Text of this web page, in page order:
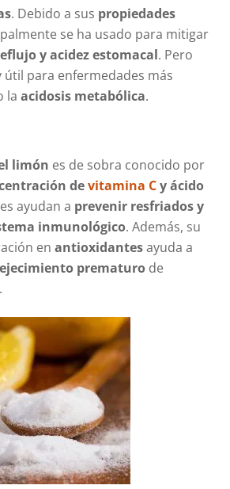
. Debido a sus propiedades
se ha usado para mitigar
y acidez estomacal. Pero
útil para enfermedades más
laacidosis metabólica.
limón es de sobra conocido por
devitamina Cy ácido
ayudan a prevenir resfriados y
inmunológico. Además, su
enantioxidantesayuda a
prematuro de